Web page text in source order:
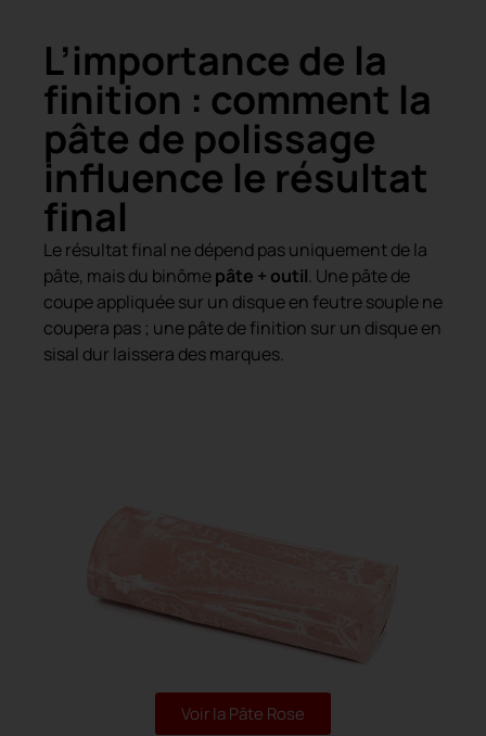
L’importance de la
finition : comment la
pâte de polissage
influence le résultat
final
Le résultat final ne dépend pas uniquement de la
pâte, mais du binômepâte + outil. Une pâte de
coupe appliquée sur un disque en feutre souple ne
coupera pas ; une pâte de finition sur un disque en
sisal dur laissera des marques.
Voir la Pâte Rose